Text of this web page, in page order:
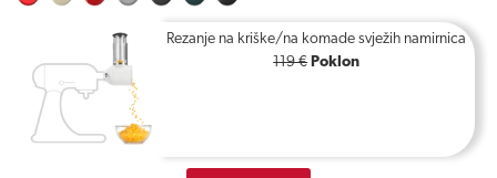
Rezanje na kriške/na komade svježih namirnica
119 € Poklon